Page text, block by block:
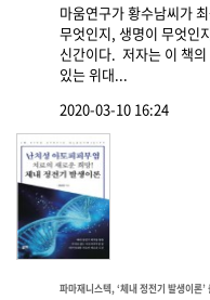
마움연구가 황수남씨가
무엇인지, 생명이 무엇인
신간이다. 저자는 이 책
있는 위대...
2020-03-10 16:24
파마재니스텍, ‘체내 정전기 발생이론’